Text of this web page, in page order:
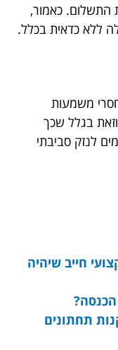
התשלום. כאמור,
ללא כדאית בכלל.
משמעות
בגלל שכך
לנזק סביבתי
חייב שיהיה
הכנסה?
תחתונים